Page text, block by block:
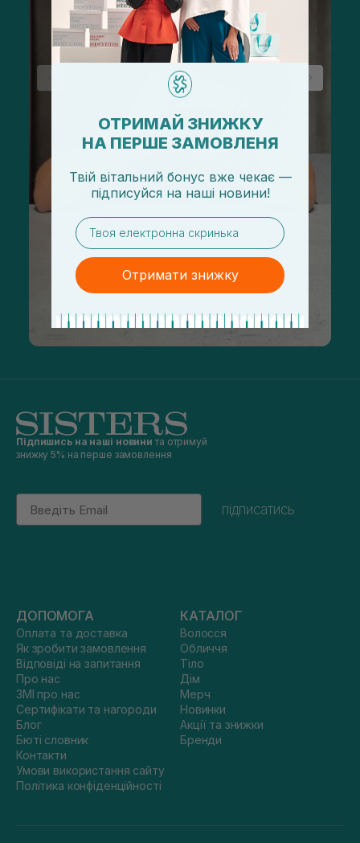
Підпишись на наші новини та отримуй
знижку 5% на перше замовлення
Email
підписатись
ДОПОМОГА
Оплата та доставка
Як зробити замовлення
Відповіді на запитання
Про нас
ЗМІ про нас
Сертифікати та нагороди
Блог
Бюті словник
Контакти
Умови використання сайту
Політика конфіденційності
КАТАЛОГ
Волосся
Обличчя
Тіло
Дім
Мерч
Новинки
Акції та знижки
Бренди
ОТРИМАЙ ЗНИЖКУ
НА ПЕРШЕ ЗАМОВЛЕНЯ
Твій вітальний бонус вже чекає —
підписуйся на наші новини!
email
Отримати знижку